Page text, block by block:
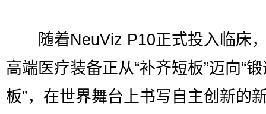
随着NeuViz P10正式投入临床
高端医疗装备正从“补齐短板”迈向“
板”，在世界舞台上书写自主创新的